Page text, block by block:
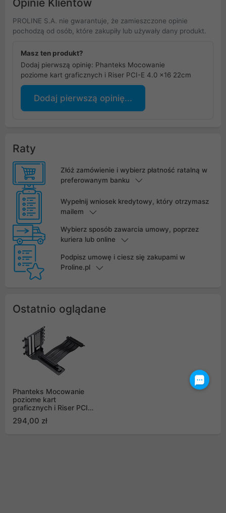
Opinie Klientów
PROLINE S.A. nie gwarantuje, że zamieszczone opinie
pochodzą od osób, które zakupiły lub używały dany produkt.
Masz ten produkt?
Dodaj pierwszą opinię: Phanteks Mocowanie
poziome kart graficznych i Riser PCI-E 4.0 x16 22cm
Dodaj pierwszą opinię...
Raty
Złóż zamówienie i wybierz płatność ratalną w
preferowanym banku
Wypełnij wniosek kredytowy, który otrzymasz
mailem
Wybierz sposób zawarcia umowy, poprzez
kuriera lub online
Podpisz umowę i ciesz się zakupami w
Proline.pl
Ostatnio oglądane
Phanteks Mocowanie
poziome kart
graficznych i Riser PCI-
294,00 zł